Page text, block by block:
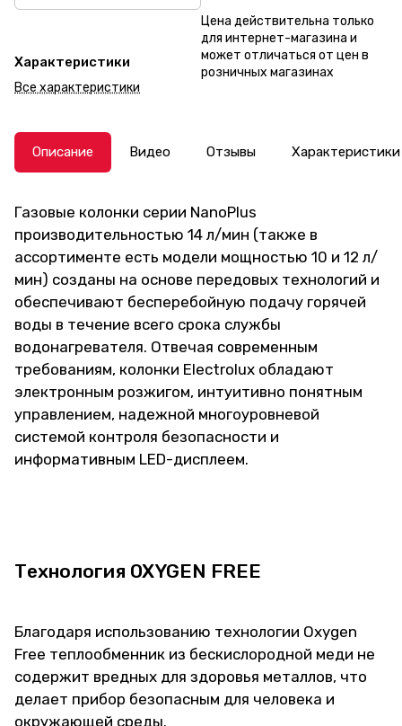
Характеристики
Все характеристики
Цена действительна только
для интернет-магазина и
может отличаться от цен в
розничных магазинах
Описание Видео Отзывы Характеристики
Газовые колонки серии NanoPlus
производительностью 14 л/мин (также в
ассортименте есть модели мощностью 10 и 12 л/
мин) созданы на основе передовых технологий и
обеспечивают бесперебойную подачу горячей
воды в течение всего срока службы
водонагревателя. Отвечая современным
требованиям, колонки Electrolux обладают
электронным розжигом, интуитивно понятным
управлением, надежной многоуровневой
системой контроля безопасности и
информативным LED-дисплеем.
Технология OXYGEN FREE
Благодаря использованию технологии Oxygen
Free теплообменник из бескислородной меди не
содержит вредных для здоровья металлов, что
делает прибор безопасным для человека и
окружающей среды.